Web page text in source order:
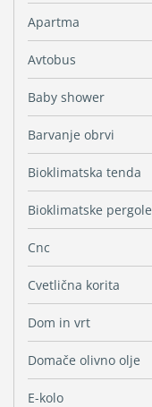
Apartma
Avtobus
Baby shower
Barvanje obrvi
Bioklimatska tenda
Bioklimatske pergole
Cnc
Cvetlična korita
Dom in vrt
Domače olivno olje
E-kolo